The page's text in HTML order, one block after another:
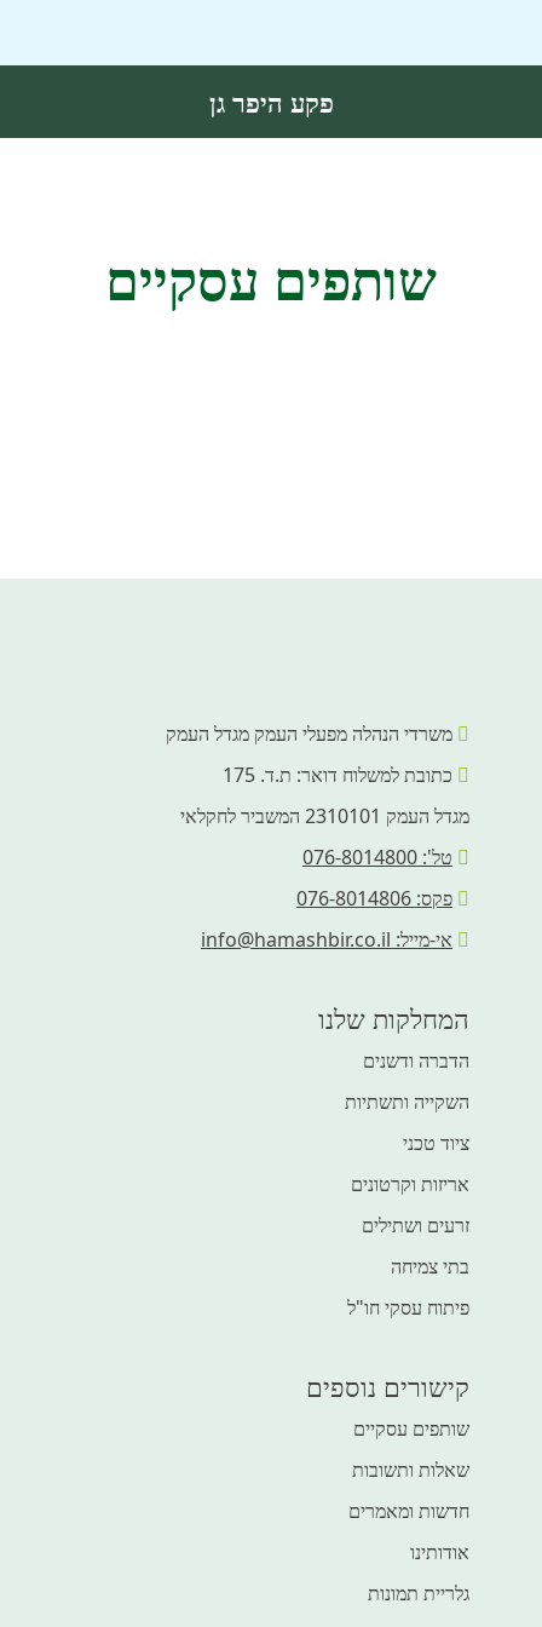
פקע היפר גן
שותפים עסקיים
משרדי הנהלה מפעלי העמק מגדל העמק
כתובת למשלוח דואר: ת.ד. 175
מגדל העמק 2310101 המשביר לחקלאי
טל': 076-8014800
פקס: 076-8014806
אי-מייל: info@hamashbir.co.il
המחלקות שלנו
הדברה ודשנים
השקייה ותשתיות
ציוד טכני
אריזות וקרטונים
זרעים ושתילים
בתי צמיחה
פיתוח עסקי חו"ל
קישורים נוספים
שותפים עסקיים
שאלות ותשובות
חדשות ומאמרים
אודותינו
גלריית תמונות